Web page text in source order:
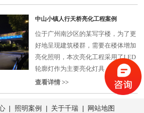
中山小镇人行天桥亮化工程案例
位于广州南沙区的某写字楼，为了更
好地呈现建筑楼群，需要在楼体增加
亮化照明，本次亮化工程采用了LED
轮廓灯作为主要亮化灯具，该...
查看详情 >>
| 照明案例 | 关于千瑞 | 网站地图